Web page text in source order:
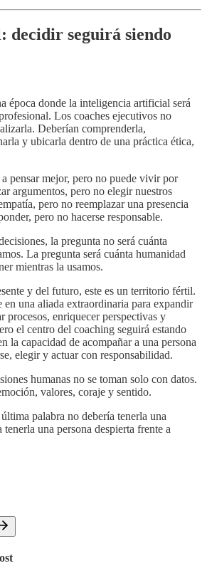
decidir seguirá siendo
época donde la inteligencia artificial será
Los coaches ejecutivos no
Deberían comprenderla,
y ubicarla dentro de una práctica ética,
pensar mejor, pero no puede vivir por
argumentos, pero no elegir nuestros
pero no reemplazar una presencia
pero no hacerse responsable.
la pregunta no será cuánta
La pregunta será cuánta humanidad
mientras la usamos.
y del futuro, este es un territorio fértil.
una aliada extraordinaria para expandir
procesos, enriquecer perspectivas y
el centro del coaching seguirá estando
la capacidad de acompañar a una persona
elegir y actuar con responsabilidad.
humanas no se toman solo con datos.
valores, coraje y sentido.
palabra no debería tenerla una
una persona despierta frente a